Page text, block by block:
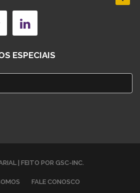
ESPECIAIS
| FEITO POR GSC-INC.
FALE CONOSCO